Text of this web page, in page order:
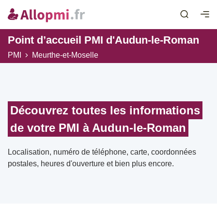
Point d’accueil PMI d'Audun-le-Roman
PMI Meurthe-et-Moselle
Découvrez toutes les informations
de votre PMI à Audun-le-Roman
Localisation, numéro de téléphone, carte, coordonnées
postales, heures d'ouverture et bien plus encore.